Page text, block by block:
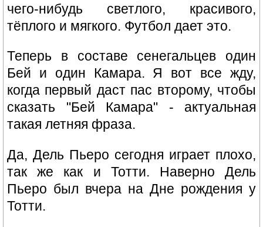
чего-нибудь светлого, красивого,
тёплого и мягкого. Футбол дает это.
Теперь в составе сенегальцев один
Бей и один Камара. Я вот все жду,
когда первый даст пас второму, чтобы
сказать "Бей Камара" - актуальная
такая летняя фраза.
Да, Дель Пьеро сегодня играет плохо,
так же как и Тотти. Наверно Дель
Пьеро был вчера на Дне рождения у
Тотти.